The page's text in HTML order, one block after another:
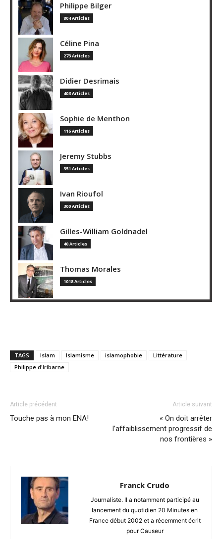
Philippe Bilger
804 Articles
Céline Pina
273 Articles
Didier Desrimais
403 Articles
Sophie de Menthon
116 Articles
Jeremy Stubbs
351 Articles
Ivan Rioufol
300 Articles
Gilles-William Goldnadel
40 Articles
Thomas Morales
1018 Articles
TAGS Islam Islamisme islamophobie
Littérature
Philippe d'Iribarne
Article précédent
Touche pas à mon ENA!
Article suivant
« On doit arrêter
l’affaiblissement progressif de
nos frontières »
Franck Crudo
Journaliste. Il a notamment participé au
lancement du quotidien 20 Minutes en
France début 2002 et a récemment écrit
pour Causeur